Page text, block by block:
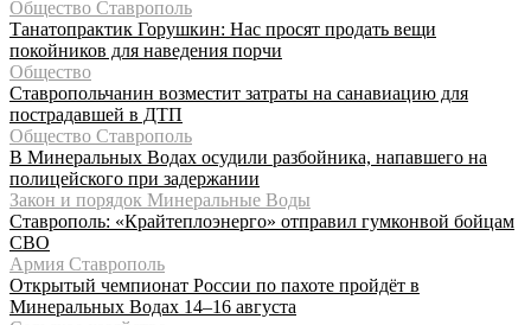
Общество Ставрополь
Танатопрактик Горушкин: Нас просят продать вещи
покойников для наведения порчи
Общество
Ставропольчанин возместит затраты на санавиацию для
пострадавшей в ДТП
Общество Ставрополь
В Минеральных Водах осудили разбойника, напавшего на
полицейского при задержании
Закон и порядок Минеральные Воды
Ставрополь: «Крайтеплоэнерго» отправил гумконвой бойцам
СВО
Армия Ставрополь
Открытый чемпионат России по пахоте пройдёт в
Минеральных Водах 14–16 августа